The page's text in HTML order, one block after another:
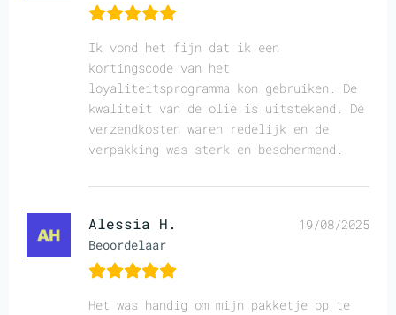
Ik vond het fijn dat ik een
kortingscode van het
loyaliteitsprogramma kon gebruiken. De
kwaliteit van de olie is uitstekend. De
verzendkosten waren redelijk en de
verpakking was sterk en beschermend.
Alessia H.
Beoordelaar
19/08/2025
Het was handig om mijn pakketje op te